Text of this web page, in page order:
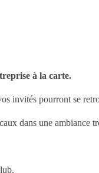
à la carte.
invités pourront se
dans une